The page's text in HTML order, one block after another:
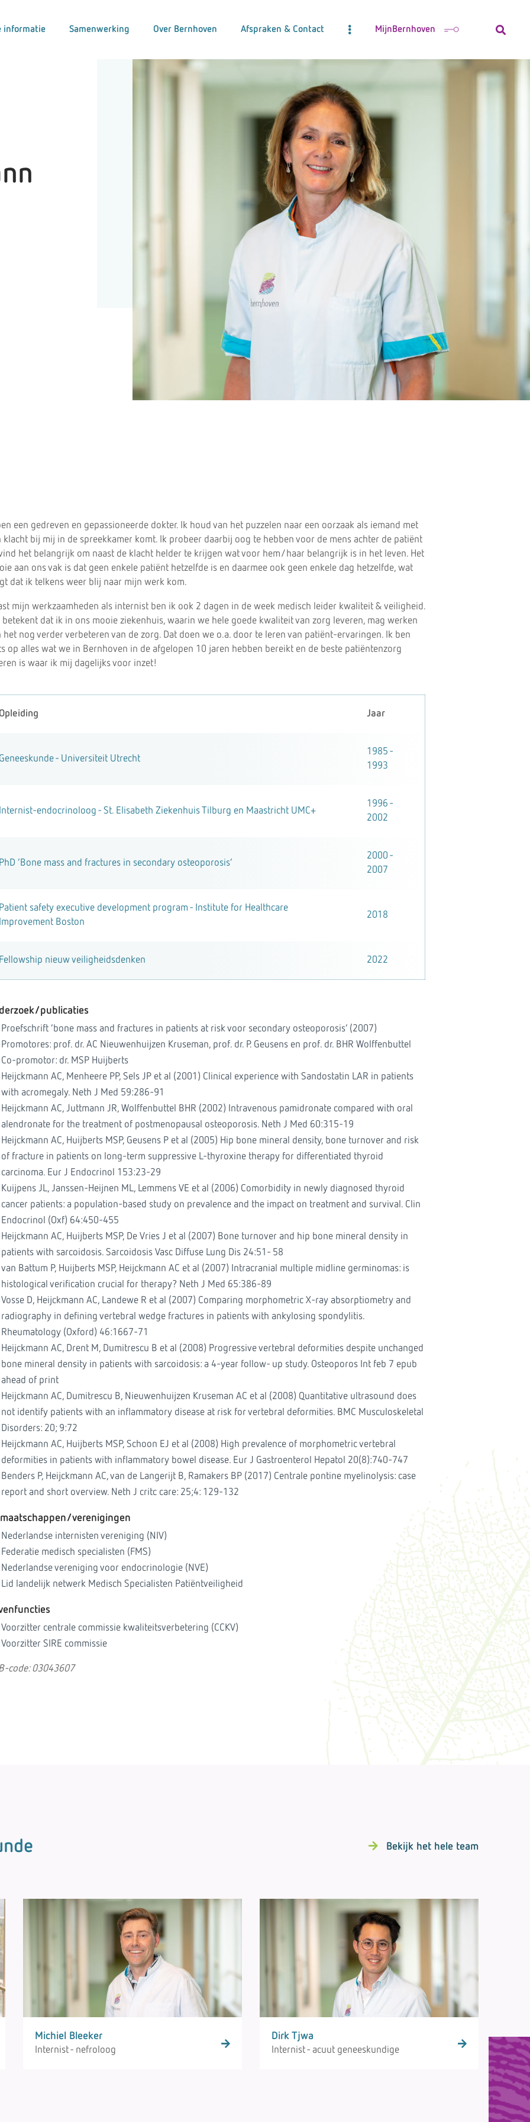
informatie Samenwerking Over Bernhoven Afspraken & Contact MijnBernhoven
een gedreven en gepassioneerde dokter. Ik houd van het puzzelen naar een oorzaak als iemand met
klacht bij mij in de spreekkamer komt. Ik probeer daarbij oog te hebben voor de mens achter de patiënt
het belangrijk om naast de klacht helder te krijgen wat voor hem/haar belangrijk is in het leven. Het
aan ons vak is dat geen enkele patiënt hetzelfde is en daarmee ook geen enkele dag hetzelfde, wat
dat ik telkens weer blij naar mijn werk kom.
mijn werkzaamheden als internist ben ik ook 2 dagen in de week medisch leider kwaliteit & veiligheid.
betekent dat ik in ons mooie ziekenhuis, waarin we hele goede kwaliteit van zorg leveren, mag werken
het nog verder verbeteren van de zorg. Dat doen we o.a. door te leren van patiënt-ervaringen. Ik ben
op alles wat we in Bernhoven in de afgelopen 10 jaren hebben bereikt en de beste patiëntenzorg
is waar ik mij dagelijks voor inzet!
Jaar
- Universiteit Utrecht
1985 -
1993
endocrinoloog - St. Elisabeth Ziekenhuis Tilburg en Maastricht UMC+
1996 -
2002
‘Bone mass and fractures in secondary osteoporosis’
2000 -
2007
safety executive development program - Institute for Healthcare
Boston
2018
nieuw veiligheidsdenken 2022
publicaties
Proefschrift ‘bone mass and fractures in patients at risk voor secondary osteoporosis’ (2007)
Promotores: prof. dr. AC Nieuwenhuijzen Kruseman, prof. dr. P. Geusens en prof. dr. BHR Wolffenbuttel
Co-promotor: dr. MSP Huijberts
Heijckmann AC, Menheere PP, Sels JP et al (2001) Clinical experience with Sandostatin LAR in patients
with acromegaly. Neth J Med 59:286-91
Heijckmann AC, Juttmann JR, Wolffenbuttel BHR (2002) Intravenous pamidronate compared with oral
alendronate for the treatment of postmenopausal osteoporosis. Neth J Med 60:315-19
Heijckmann AC, Huijberts MSP, Geusens P et al (2005) Hip bone mineral density, bone turnover and risk
of fracture in patients on long-term suppressive L-thyroxine therapy for differentiated thyroid
carcinoma. Eur J Endocrinol 153:23-29
Kuijpens JL, Janssen-Heijnen ML, Lemmens VE et al (2006) Comorbidity in newly diagnosed thyroid
cancer patients: a population-based study on prevalence and the impact on treatment and survival. Clin
Endocrinol (Oxf) 64:450-455
Heijckmann AC, Huijberts MSP, De Vries J et al (2007) Bone turnover and hip bone mineral density in
patients with sarcoidosis. Sarcoidosis Vasc Diffuse Lung Dis 24:51- 58
van Battum P, Huijberts MSP, Heijckmann AC et al (2007) Intracranial multiple midline germinomas: is
histological verification crucial for therapy? Neth J Med 65:386-89
Vosse D, Heijckmann AC, Landewe R et al (2007) Comparing morphometric X-ray absorptiometry and
radiography in defining vertebral wedge fractures in patients with ankylosing spondylitis.
Rheumatology (Oxford) 46:1667-71
Heijckmann AC, Drent M, Dumitrescu B et al (2008) Progressive vertebral deformities despite unchanged
bone mineral density in patients with sarcoidosis: a 4-year follow- up study. Osteoporos Int feb 7 epub
ahead of print
Heijckmann AC, Dumitrescu B, Nieuwenhuijzen Kruseman AC et al (2008) Quantitative ultrasound does
not identify patients with an inflammatory disease at risk for vertebral deformities. BMC Musculoskeletal
Disorders: 20; 9:72
Heijckmann AC, Huijberts MSP, Schoon EJ et al (2008) High prevalence of morphometric vertebral
deformities in patients with inflammatory bowel disease. Eur J Gastroenterol Hepatol 20(8):740-747
Benders P, Heijckmann AC, van de Langerijt B, Ramakers BP (2017) Centrale pontine myelinolysis: case
report and short overview. Neth J critc care: 25;4: 129-132
verenigingen
Nederlandse internisten vereniging (NIV)
Federatie medisch specialisten (FMS)
Nederlandse vereniging voor endocrinologie (NVE)
Lid landelijk netwerk Medisch Specialisten Patiëntveiligheid
Voorzitter centrale commissie kwaliteitsverbetering (CCKV)
Voorzitter SIRE commissie
code: 03043607
Bekijk het hele team
Michiel Bleeker
Internist - nefroloog
Dirk Tjwa
Internist - acuut geneeskundige